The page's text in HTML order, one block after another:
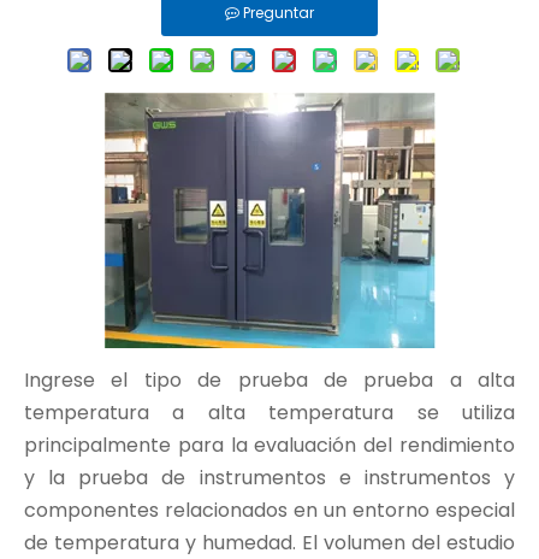
Preguntar
Ingrese el tipo de prueba de prueba a alta
temperatura a alta temperatura se utiliza
principalmente para la evaluación del rendimiento
y la prueba de instrumentos e instrumentos y
componentes relacionados en un entorno especial
de temperatura y humedad. El volumen del estudio